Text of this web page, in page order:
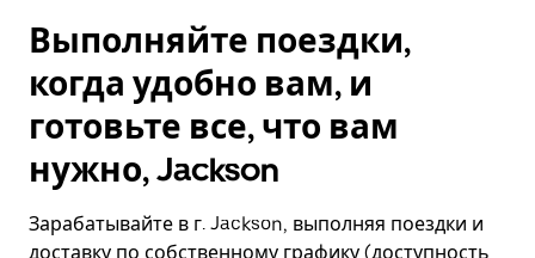
Выполняйте поездки,
когда удобно вам, и
готовьте все, что вам
нужно, Jackson
Зарабатывайте в г. Jackson, выполняя поездки и
доставку по собственному графику (доступность